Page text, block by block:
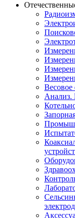
Весовое
Анализ.